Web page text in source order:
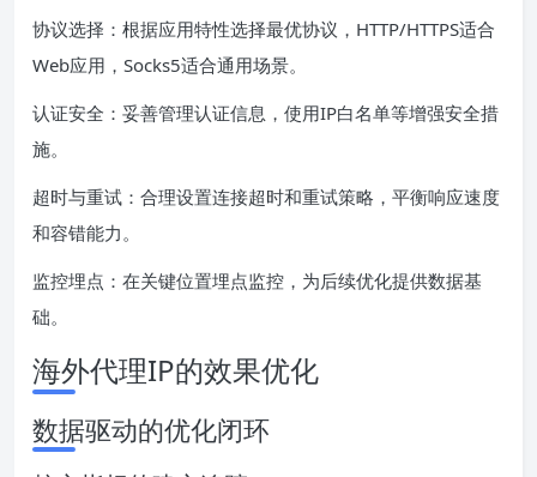
协议选择：根据应用特性选择最优协议，HTTP/HTTPS适合
Web应用，Socks5适合通用场景。
认证安全：妥善管理认证信息，使用IP白名单等增强安全措
施。
超时与重试：合理设置连接超时和重试策略，平衡响应速度
和容错能力。
监控埋点：在关键位置埋点监控，为后续优化提供数据基
础。
海外代理IP的效果优化
数据驱动的优化闭环